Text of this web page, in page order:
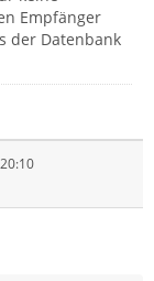
Empfänger
der Datenbank